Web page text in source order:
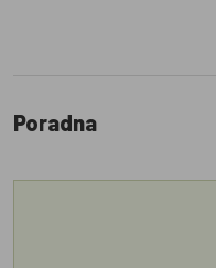
Poradna